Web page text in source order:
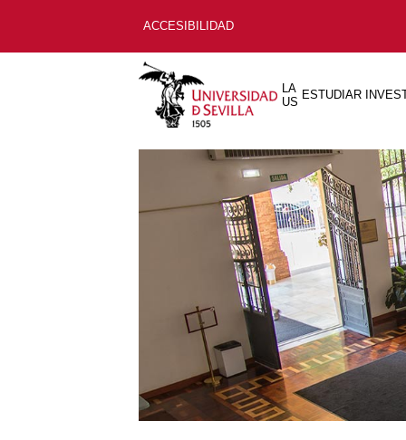
ACCESIBILIDAD
LA
US
ESTUDIAR